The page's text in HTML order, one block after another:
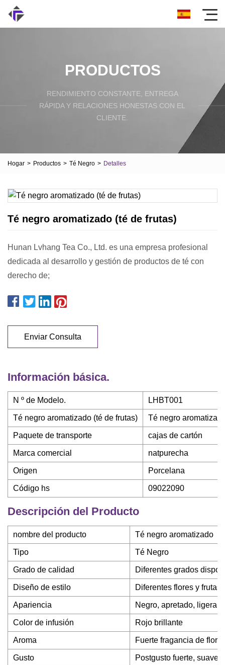
PRODUCTOS
RENDIMIENTO CONSTANTE, ENTREGA
RÁPIDA Y RELACIONES HONESTAS CON EL
CLIENTE.
Hogar > Productos > Té Negro > Detalles
Té negro aromatizado (té de frutas)
Hunan Lvhang Tea Co., Ltd. es una empresa profesional
dedicada al desarrollo y gestión de productos de té con
derecho de;
Enviar Consulta
Información básica.
N º de Modelo. LHBT001
Té negro aromatizado (té de frutas) Té negro
Paquete de transporte cajas de cartón
Marca comercial natpurecha
Origen Porcelana
Código hs 09022090
Descripción del Producto
nombre del producto Té negro aromatizado
Tipo Té Negro
Grado de calidad Diferentes grados
Diseño de estilo Diferentes flores y
Apariencia Negro, apretado,
Color de infusión Rojo brillante
Aroma Fuerte fragancia de
Gusto Postgusto fuerte, suave